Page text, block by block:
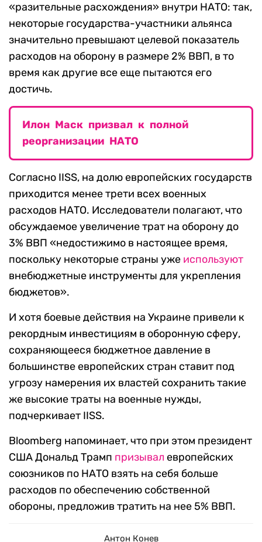
«разительные расхождения» внутри НАТО: так,
некоторые государства-участники альянса
значительно превышают целевой показатель
расходов на оборону в размере 2% ВВП, в то
время как другие все еще пытаются его
достичь.
Илон Маск призвал к полной
реорганизации НАТО
Согласно IISS, на долю европейских государств
приходится менее трети всех военных
расходов НАТО. Исследователи полагают, что
обсуждаемое увеличение трат на оборону до
3% ВВП «недостижимо в настоящее время,
поскольку некоторые страны уже используют
внебюджетные инструменты для укрепления
бюджетов».
И хотя боевые действия на Украине привели к
рекордным инвестициям в оборонную сферу,
сохраняющееся бюджетное давление в
большинстве европейских стран ставит под
угрозу намерения их властей сохранить такие
же высокие траты на военные нужды,
подчеркивает IISS.
Bloomberg напоминает, что при этом президент
США Дональд Трамп призывал европейских
союзников по НАТО взять на себя больше
расходов по обеспечению собственной
обороны, предложив тратить на нее 5% ВВП.
Антон Конев